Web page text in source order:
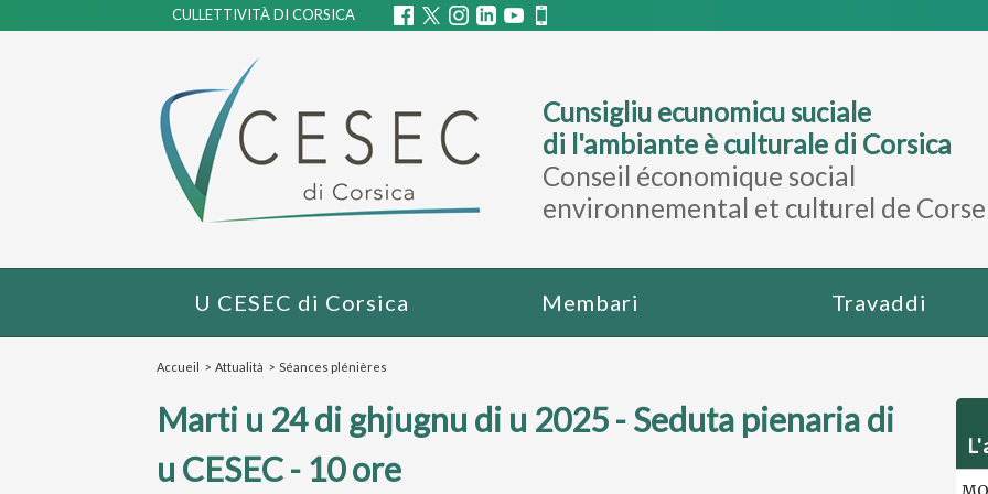
CULLETTIVITÀ DI CORSICA
Cunsigliu ecunomicu suciale
di l'ambiante è culturale di Corsica
Conseil économique social
environnemental et culturel de Corse
U CESEC di Corsica Membari Travaddi
Accueil > Attualità > Séances plénières
Marti u 24 di ghjugnu di u 2025 - Seduta pienaria di
u CESEC - 10 ore